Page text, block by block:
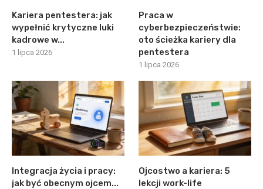
Kariera pentestera: jak
wypełnić krytyczne luki
kadrowe w...
1 lipca 2026
Praca w
cyberbezpieczeństwie:
oto ścieżka kariery dla
pentestera
1 lipca 2026
Integracja życia i pracy:
jak być obecnym ojcem...
Ojcostwo a kariera: 5
lekcji work-life